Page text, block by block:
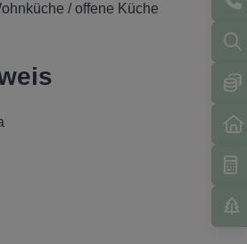
/ offene Küche